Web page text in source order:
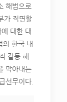
해법으로
가 직면할
대한 대
의 한국 내
갈등 해
막아내는
선무이다.